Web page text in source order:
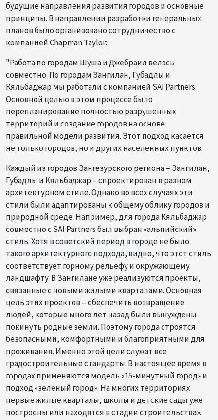
будущие направления развития городов и основные
принципы. В направлении разработки генеральных
планов было организовано сотрудничество с
компанией Chapman Taylor:
"Работа по городам Шуша и Джебраил велась
совместно. По городам Зангилан, Губадлы и
Кяльбаджар мы работали с компанией SAI Partners.
Основной целью в этом процессе было
перепланирование полностью разрушенных
территорий и создание городов на основе
правильной модели развития. Этот подход касается
не только городов, но и других населенных пунктов.
Каждый из городов Зангезурского региона – Зангилан,
Губадлы и Кяльбаджар – спроектирован в разном
архитектурном стиле. Однако во всех случаях эти
стили были адаптированы к общему облику городов и
природной среде. Например, для города Кяльбаджар
совместно с SAI Partners был выбран «альпийский»
стиль. Хотя в советский период в городе не было
такого архитектурного подхода, видно, что этот стиль
соответствует горному рельефу и окружающему
ландшафту. В Зангилане уже реализуются проекты,
связанные с новыми жилыми кварталами. Основная
цель этих проектов – обеспечить возвращение
людей, которые много лет назад были вынуждены
покинуть родные земли. Поэтому города строятся
безопасными, комфортными и благоприятными для
проживания. Именно этой цели служат все
градостроительные стандарты. В настоящее время в
городах применяются модель «15-минутный город» и
подход «зеленый город». На многих территориях
первые жилые кварталы, школы и детские сады уже
построены или находятся в стадии строительства».